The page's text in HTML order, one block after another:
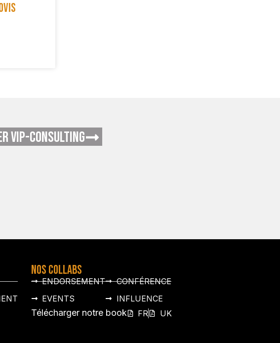
VIP-CONSULTING
NOS COLLABS
ENDORSEMENT
EVENTS
CONFÉRENCE
INFLUENCE
Télécharger notre book FR UK